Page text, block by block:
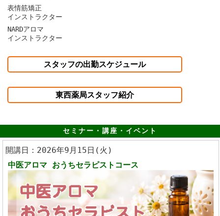
表情筋矯正
インストラクター
NARDアロマ
インストラクター
スタッフの出勤スケジュール
東西薬局スタッフ紹介
セミナー・講座・イベント
開講日：2026年9月15日(火)
中医アロマ おうちセラピストコース